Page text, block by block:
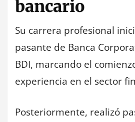
bancario
Su carrera profesional
pasante de Banca
BDI, marcando el
experiencia en el sector
Posteriormente, realizó